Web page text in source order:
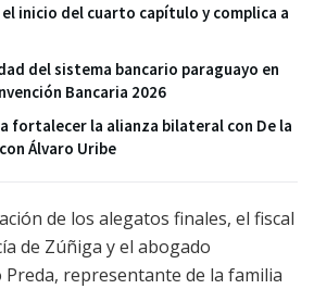
inicio del cuarto capítulo y complica a
del sistema bancario paraguayo en
Bancaria 2026
fortalecer la alianza bilateral con De la
Álvaro Uribe
de los alegatos finales, el fiscal
de Zúñiga y el abogado
representante de la familia